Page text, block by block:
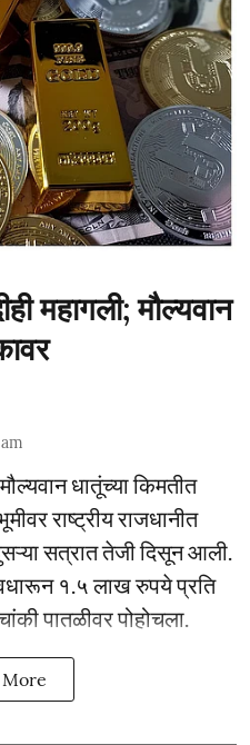
महागली; मौल्यवान
धातूंच्या किमतीत
राष्ट्रीय राजधानीत
सत्रात तेजी दिसून आली.
१.५ लाख रुपये प्रति
पातळीवर पोहोचला.
More